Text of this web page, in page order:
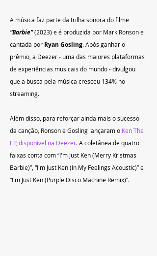
A música faz parte da trilha sonora do filme
“Barbie” (2023) e é produzida por Mark Ronson e
cantada por Ryan Gosling. Após ganhar o
prêmio, a Deezer - uma das maiores plataformas
de experiências musicais do mundo - divulgou
que a busca pela música cresceu 134% no
streaming.
Além disso, para reforçar ainda mais o sucesso
da canção, Ronson e Gosling lançaram o Ken The
EP, disponível na Deezer. A coletânea de quatro
faixas conta com “I'm Just Ken (Merry Kristmas
Barbie)”, “I'm Just Ken (In My Feelings Acoustic)” e
“I'm Just Ken (Purple Disco Machine Remix)”.